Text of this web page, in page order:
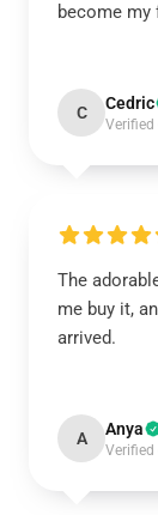
become
C Cedric
Verified
The
me buy it,
arrived.
A Anya
Verified